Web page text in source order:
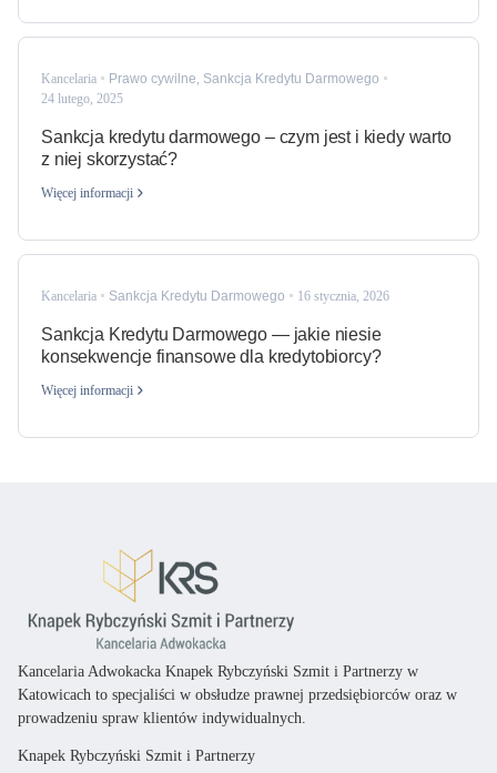
Kancelaria Prawo cywilne, Sankcja Kredytu Darmowego
24 lutego, 2025
Sankcja kredytu darmowego – czym jest i kiedy warto
z niej skorzystać?
Więcej informacji
Kancelaria Sankcja Kredytu Darmowego 16 stycznia, 2026
Sankcja Kredytu Darmowego — jakie niesie
konsekwencje finansowe dla kredytobiorcy?
Więcej informacji
Kancelaria Adwokacka Knapek Rybczyński Szmit i Partnerzy w
Katowicach to specjaliści w obsłudze prawnej przedsiębiorców oraz w
prowadzeniu spraw klientów indywidualnych.
Knapek Rybczyński Szmit i Partnerzy